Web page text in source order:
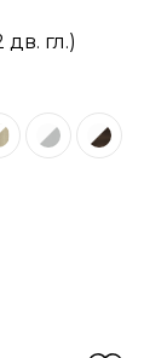
гл.)